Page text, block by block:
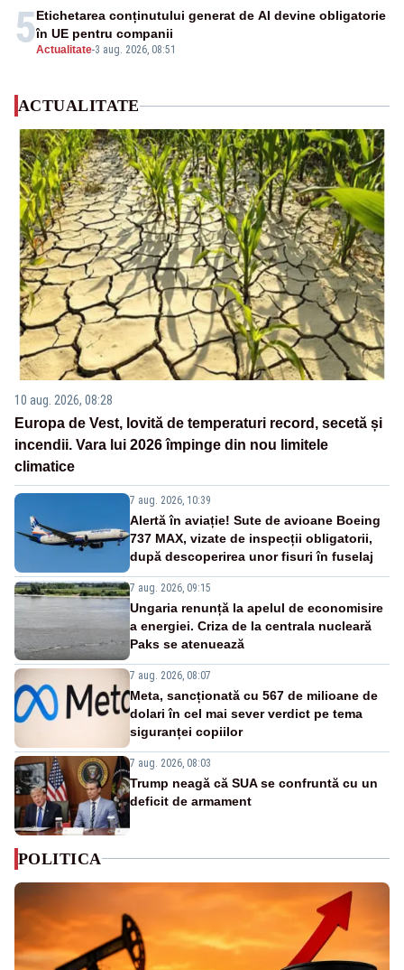
5Actualitate-3 aug. 2026, 08:51
Etichetarea conținutului generat de AI devine obligatorie
în UE pentru companii
ACTUALITATE
10 aug. 2026, 08:28
Europa de Vest, lovită de temperaturi record, secetă și
incendii. Vara lui 2026 împinge din nou limitele
climatice
7 aug. 2026, 10:39
Alertă în aviație! Sute de avioane Boeing
737 MAX, vizate de inspecții obligatorii,
după descoperirea unor fisuri în fuselaj
7 aug. 2026, 09:15
Ungaria renunță la apelul de economisire
a energiei. Criza de la centrala nucleară
Paks se atenuează
7 aug. 2026, 08:07
Meta, sancționată cu 567 de milioane de
dolari în cel mai sever verdict pe tema
siguranței copiilor
7 aug. 2026, 08:03
Trump neagă că SUA se confruntă cu un
deficit de armament
POLITICA